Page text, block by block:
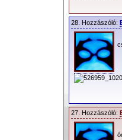
28. Hozzászóló:
27. Hozzászóló: